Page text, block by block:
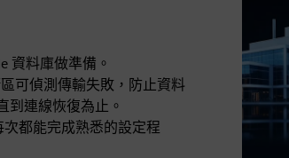
資料庫做準備。
可偵測傳輸失敗，防止資料
到連線恢復為止。
都能完成熟悉的設定程